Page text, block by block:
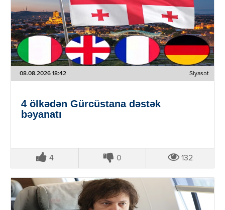
08.08.2026 18:42 Siyasət
4 ölkədən Gürcüstana dəstək
bəyanatı
4 0 132